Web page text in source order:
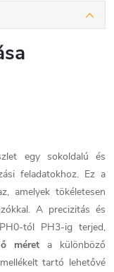
egy sokoldalú és
feladatokhoz. Ez a
amelyek tökéletesen
A precizitás és
tól PH3-ig terjed,
méreta különböző
tartó lehetővé